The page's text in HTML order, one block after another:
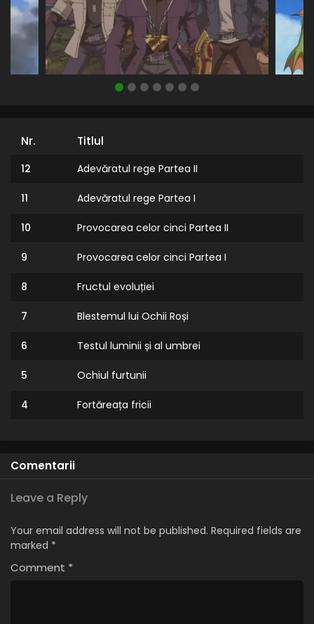
Nr. Titlul
12 Adevăratul rege Partea II
11 Adevăratul rege Partea I
10 Provocarea celor cinci Partea II
9 Provocarea celor cinci Partea I
8 Fructul evoluției
7 Blestemul lui Ochii Roși
6 Testul luminii și al umbrei
5 Ochiul furtunii
4 Fortăreața fricii
2
1 Jocul începe
Comentarii
Leave a Reply
Your email address will not be published. Required fields are
marked *
Comment *